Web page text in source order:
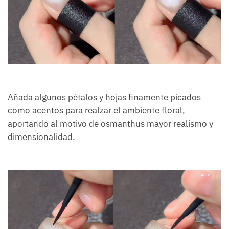
Añada algunos pétalos y hojas finamente picados
como acentos para realzar el ambiente floral,
aportando al motivo de osmanthus mayor realismo y
dimensionalidad.